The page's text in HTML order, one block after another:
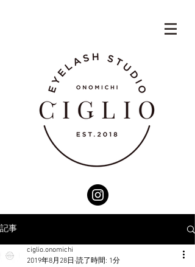
記事
ciglio.onomichi
2019年8月28日 読了時間: 1分